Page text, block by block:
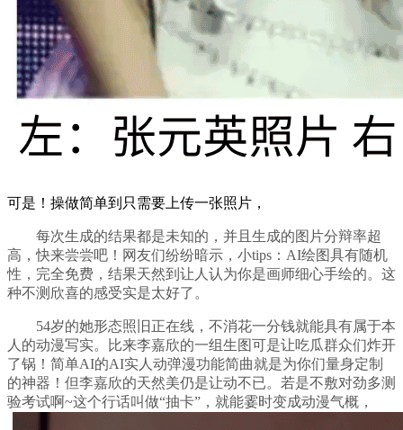
可是！操做简单到只需要上传一张照片，
每次生成的结果都是未知的，并且生成的图片分辩率超
高，快来尝尝吧！网友们纷纷暗示，小tips：AI绘图具有随机
性，完全免费，结果天然到让人认为你是画师细心手绘的。这
种不测欣喜的感受实是太好了。
54岁的她形态照旧正在线，不消花一分钱就能具有属于本
人的动漫写实。比来李嘉欣的一组生图可是让吃瓜群众们炸开
了锅！简单AI的AI实人动弹漫功能简曲就是为你们量身定制
的神器！但李嘉欣的天然美仍是让动不已。若是不敷对劲多测
验考试啊~这个行话叫做“抽卡”，就能霎时变成动漫气概，